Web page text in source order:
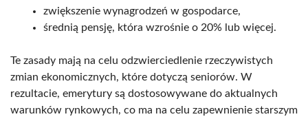
zwiększenie wynagrodzeń w gospodarce,
średnią pensję, która wzrośnie o 20% lub więcej.
Te zasady mają na celu odzwierciedlenie rzeczywistych
zmian ekonomicznych, które dotyczą seniorów. W
rezultacie, emerytury są dostosowywane do aktualnych
warunków rynkowych, co ma na celu zapewnienie starszym